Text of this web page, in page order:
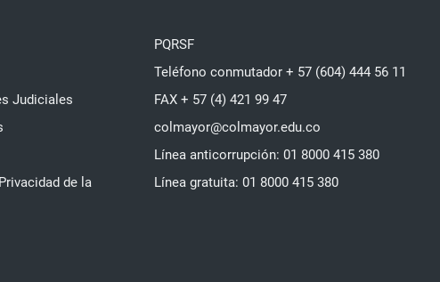
Judiciales
de la
PQRSF
Teléfono conmutador + 57 (604) 444 56 11
FAX + 57 (4) 421 99 47
colmayor@colmayor.edu.co
Línea anticorrupción: 01 8000 415 380
Línea gratuita: 01 8000 415 380